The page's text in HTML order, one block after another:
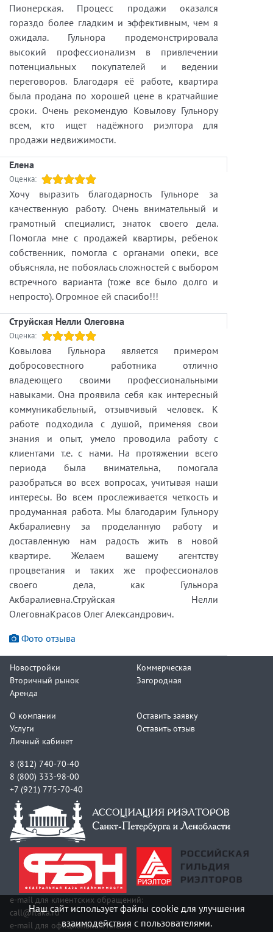
Пионерская. Процесс продажи оказался
гораздо более гладким и эффективным, чем я
ожидала. Гульнора продемонстрировала
высокий профессионализм в привлечении
потенциальных покупателей и ведении
переговоров. Благодаря её работе, квартира
была продана по хорошей цене в кратчайшие
сроки. Очень рекомендую Ковылову Гульнору
всем, кто ищет надёжного риэлтора для
продажи недвижимости.
Елена
Оценка:
Хочу выразить благодарность Гульноре за
качественную работу. Очень внимательный и
грамотный специалист, знаток своего дела.
Помогла мне с продажей квартиры, ребенок
собственник, помогла с органами опеки, все
объясняла, не побоялась сложностей с выбором
встречного варианта (тоже все было долго и
непросто). Огромное ей спасибо!!!
Струйская Нелли Олеговна
Оценка:
Ковылова Гульнора является примером
добросовестного работника отлично
владеющего своими профессиональными
навыками. Она проявила себя как интересный
коммуникабельный, отзывчивый человек. К
работе подходила с душой, применяя свои
знания и опыт, умело проводила работу с
клиентами т.е. с нами. На протяжении всего
периода была внимательна, помогала
разобраться во всех вопросах, учитывая наши
интересы. Во всем прослеживается четкость и
продуманная работа. Мы благодарим Гульнору
Акбаралиевну за проделанную работу и
доставленную нам радость жить в новой
квартире. Желаем вашему агентству
процветания и таких же профессионалов
своего дела, как Гульнора
Акбаралиевна.Струйская Нелли
ОлеговнаКрасов Олег Александрович.
Фото отзыва
Новостройки
Вторичный рынок
Аренда
Коммерческая
Загородная
О компании
Услуги
Личный кабинет
Оставить заявку
Оставить отзыв
8 (812) 740-70-40
8 (800) 333-98-00
+7 (921) 775-70-40
e-mail для клиентских обращений:
call@itaka.ru
e-mail для официальных писем:
Наш сайт использует файлы cookie для улучшения
взаимодействия с пользователями.